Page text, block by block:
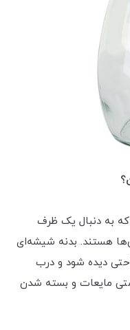
به دنبال یک ظرف
هستند. بدنه شیشه‌ای
دیده شود و درب
مایعات و بسته شدن